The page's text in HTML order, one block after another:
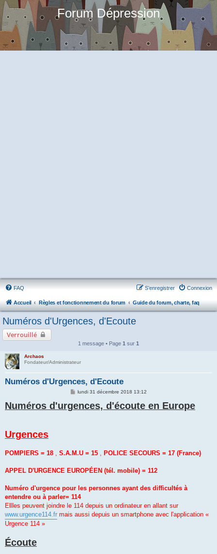
Forum Dépression
FAQ Connexion
S’enregistrer
Accueil Règles et fonctionnement du forum Guide du forum, charte, faq
Numéros d'Urgences, d'Ecoute
Verrouillé
1 message • Page 1 sur 1
Archaos
Fondateur/Administrateur
Numéros d'Urgences, d'Ecoute
M
s
s
lundi 31 décembre 2018 13:12
Numéros d'urgences, d'écoute en Europe
Urgences
POMPIERS = 18 , S.A.M.U = 15 , POLICE SECOURS = 17 (France)
APPEL D'URGENCE EUROPÉEN (tél. mobile) = 112
Numéro d'urgence pour les personnes ayant des difficultés à
entendre ou à parler= 114
Ellles peuvent joindre le 114 depuis un ordinateur en allant sur
www.urgence114.fr mais aussi depuis un smartphone avec l'application «
Urgence 114 »
Écoute